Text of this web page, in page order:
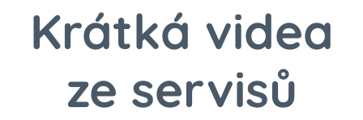
Krátká videa
ze servisů